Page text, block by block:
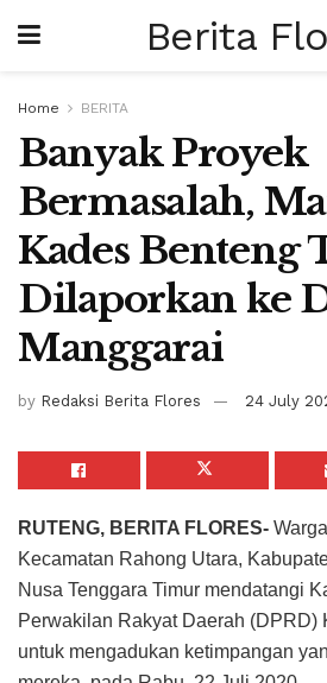
Berita
Home BERITA
Banyak Proyek
Bermasalah,
Kades Benteng
Dilaporkan ke
Manggarai
by Redaksi Berita Flores 24 July
RUTENG, BERITA FLORES-
Kecamatan Rahong Utara,
Nusa Tenggara Timur mendatangi
Perwakilan Rakyat Daerah (DPRD)
untuk mengadukan ketimpangan